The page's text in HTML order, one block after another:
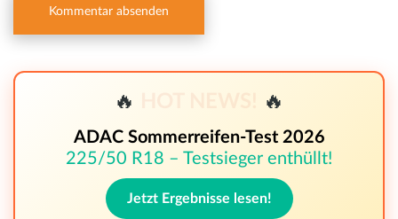
🔥 🔥
ADAC Sommerreifen-Test 2026
225/50 R18 – Testsieger enthüllt!
Jetzt Ergebnisse lesen!